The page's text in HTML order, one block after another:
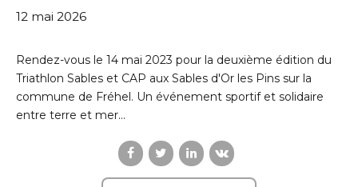
12 mai 2026
Rendez-vous le 14 mai 2023 pour la deuxième édition du
Triathlon Sables et CAP aux Sables d'Or les Pins sur la
commune de Fréhel. Un événement sportif et solidaire
entre terre et mer...